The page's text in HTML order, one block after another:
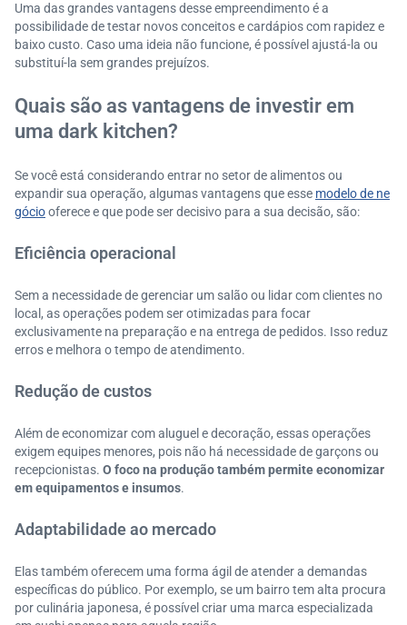
Uma das grandes vantagens desse empreendimento é a
possibilidade de testar novos conceitos e cardápios com rapidez e
baixo custo. Caso uma ideia não funcione, é possível ajustá-la ou
substituí-la sem grandes prejuízos.
Quais são as vantagens de investir em
uma dark kitchen?
Se você está considerando entrar no setor de alimentos ou
expandir sua operação, algumas vantagens que esse modelo de ne
góciooferece e que pode ser decisivo para a sua decisão, são:
Eficiência operacional
Sem a necessidade de gerenciar um salão ou lidar com clientes no
local, as operações podem ser otimizadas para focar
exclusivamente na preparação e na entrega de pedidos. Isso reduz
erros e melhora o tempo de atendimento.
Redução de custos
Além de economizar com aluguel e decoração, essas operações
exigem equipes menores, pois não há necessidade de garçons ou
recepcionistas. O foco na produção também permite economizar
em equipamentos e insumos.
Adaptabilidade ao mercado
Elas também oferecem uma forma ágil de atender a demandas
específicas do público. Por exemplo, se um bairro tem alta procura
por culinária japonesa, é possível criar uma marca especializada